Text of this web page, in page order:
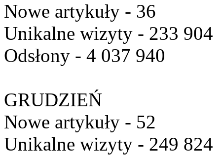
Nowe artykuły - 36
Unikalne wizyty - 233 904
Odsłony - 4 037 940
GRUDZIEŃ
Nowe artykuły - 52
Unikalne wizyty - 249 824